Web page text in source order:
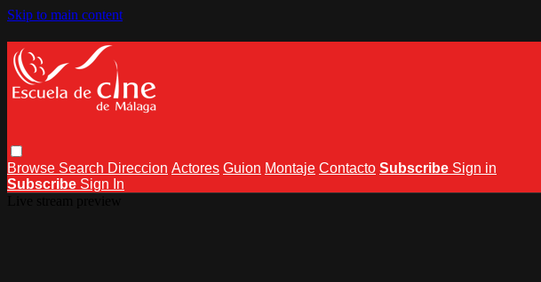
Skip to main content
Browse Search Direccion Actores Guion Montaje Contacto Subscribe Sign in
Subscribe Sign In